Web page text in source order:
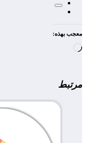
معجب بهذه:
مرتبط